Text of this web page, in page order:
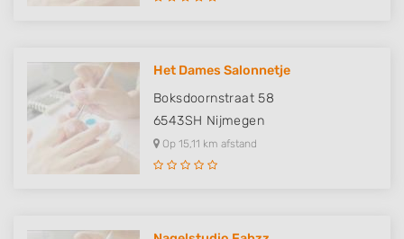
Het Dames Salonnetje
Boksdoornstraat 58
6543SH Nijmegen
Op 15,11 km afstand